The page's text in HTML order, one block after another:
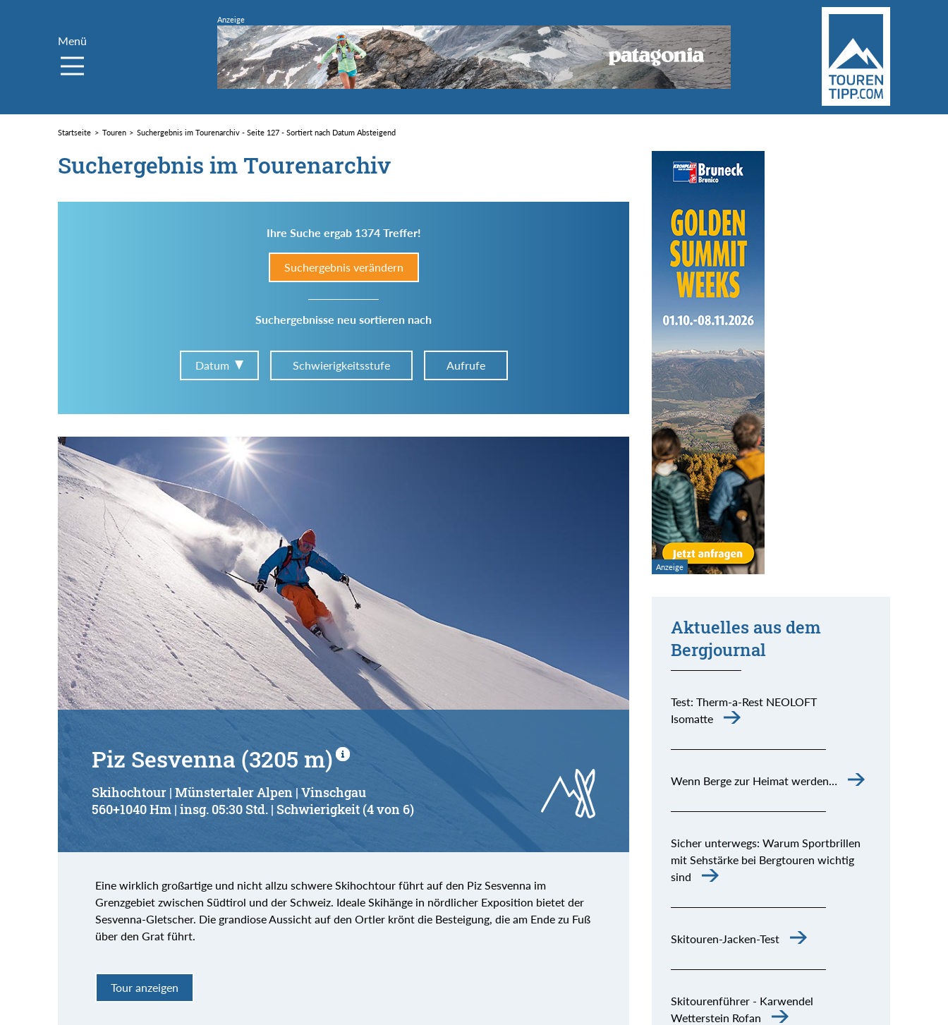
Menü
Startseite Touren Suchergebnis im Tourenarchiv - Seite 127 - Sortiert nach Datum Absteigend
Suchergebnis im Tourenarchiv
Ihre Suche ergab 1374 Treffer!
Suchergebnis verändern
Suchergebnisse neu sortieren nach
Datum Schwierigkeitsstufe Aufrufe
Im Tourenarchiv suchen
Land:
Region:
Gebirge:
von
Kondition (Tourdauer):
von
bis
Suchbegriff:
Piz Sesvenna (3205 m)
Skihochtour | Münstertaler Alpen | Vinschgau
560+1040 Hm | insg. 05:30 Std. | Schwierigkeit (4 von 6)
Eine wirklich großartige und nicht allzu schwere Skihochtour führt auf den Piz Sesvenna im
Grenzgebiet zwischen Südtirol und der Schweiz. Ideale Skihänge in nördlicher Exposition bietet der
Sesvenna-Gletscher. Die grandiose Aussicht auf den Ortler krönt die Besteigung, die am Ende zu Fuß
über den Grat führt.
Tour anzeigen
Aktuelles aus dem
Bergjournal
Test: Therm-a-Rest NEOLOFT
Isomatte
Wenn Berge zur Heimat werden…
Sicher unterwegs: Warum Sportbrillen
mit Sehstärke bei Bergtouren wichtig
sind
Skitouren-Jacken-Test
Skitourenführer - Karwendel
Wetterstein Rofan